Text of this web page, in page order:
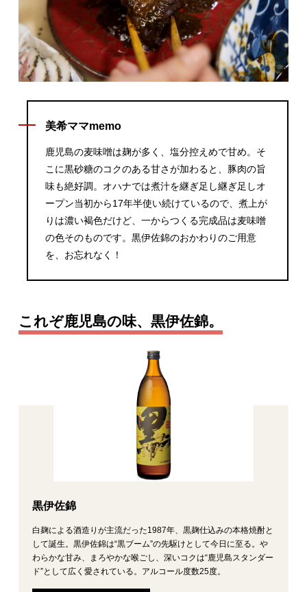
美希ママmemo
鹿児島の麦味噌は麹が多く、塩分控えめで甘め。そ
こに黒砂糖のコクのある甘さが加わると、豚肉の旨
味も絶好調。オハナでは煮汁を継ぎ足し継ぎ足しオ
ープン当初から17年半使い続けているので、煮上が
りは濃い褐色だけど、一からつくる完成品は麦味噌
の色そのものです。黒伊佐錦のおかわりのご用意
を、お忘れなく！
これぞ鹿児島の味、黒伊佐錦。
黒伊佐錦
白麹による酒造りが主流だった1987年、黒麹仕込みの本格焼酎と
して誕生。黒伊佐錦は“黒ブーム”の先駆けとして今日に至る。や
わらかな甘み、まろやかな喉ごし、深いコクは“鹿児島スタンダー
ド”として広く愛されている。アルコール度数25度。